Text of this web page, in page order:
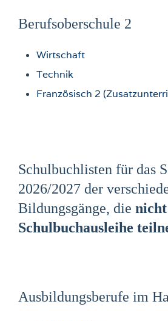
Berufsoberschule 2
Wirtschaft
Technik
Französisch 2
Schulbuchlisten für das
2026/2027 der
Bildungsgänge, die
Schulbuchausleihe
Ausbildungsberufe im